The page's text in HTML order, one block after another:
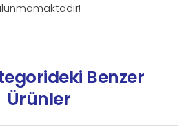
Benzer
Ürünler